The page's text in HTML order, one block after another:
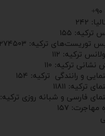
۲۴۲
۱۵۵
ترکیه: ۵۲۷۴۵۰۳ – 0212
ترکیه: ۱۱۲
ترکیه: ۱۱۰
و رانندگی ترکیه: ۱۵۴
ترکیه: ۱۱۸۱۱
فارسی‌ و شبانه ‌روزی ترکیه: ۱۱۸۲۲
۱۵۷